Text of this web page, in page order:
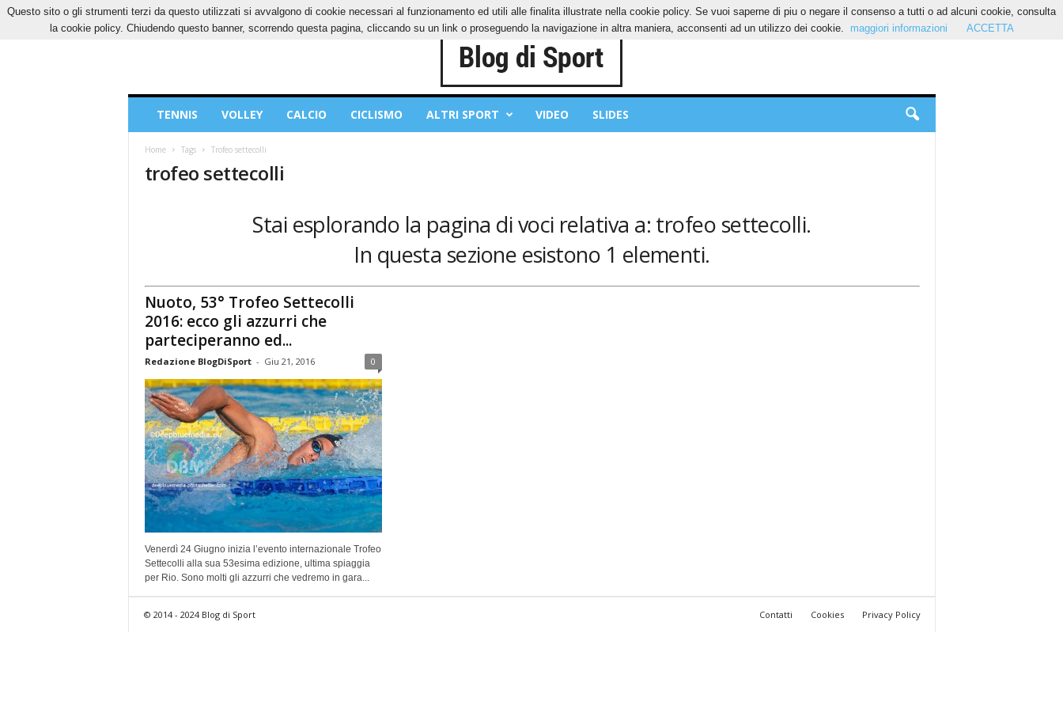
DOMENICA, 9 AGOSTO 2026 CONTATTI COOKIES PRIVACY POLICY
Sport
TENNIS VOLLEY CALCIO CICLISMO ALTRI SPORT VIDEO SLIDES
Home Tags Trofeo settecolli
trofeo settecolli
Stai esplorando la pagina di voci relativa a: trofeo settecolli.
In questa sezione esistono 1 elementi.
Nuoto, 53° Trofeo Settecolli
2016: ecco gli azzurri che
parteciperanno ed...
Redazione BlogDiSport - Giu 21, 2016 0
Venerdì 24 Giugno inizia l’evento internazionale Trofeo
Settecolli alla sua 53esima edizione, ultima spiaggia
per Rio. Sono molti gli azzurri che vedremo in gara...
Contatti Cookies Privacy Policy
© 2014 - 2024 Blog di Sport
Questo sito o gli strumenti terzi da questo utilizzati si avvalgono di cookie necessari al funzionamento ed utili alle finalita illustrate nella cookie policy. Se vuoi saperne di piu o negare il consenso a tutti o ad alcuni cookie, consulta
la cookie policy. Chiudendo questo banner, scorrendo questa pagina, cliccando su un link o proseguendo la navigazione in altra maniera, acconsenti ad un utilizzo dei cookie.
maggiori informazioni ACCETTA